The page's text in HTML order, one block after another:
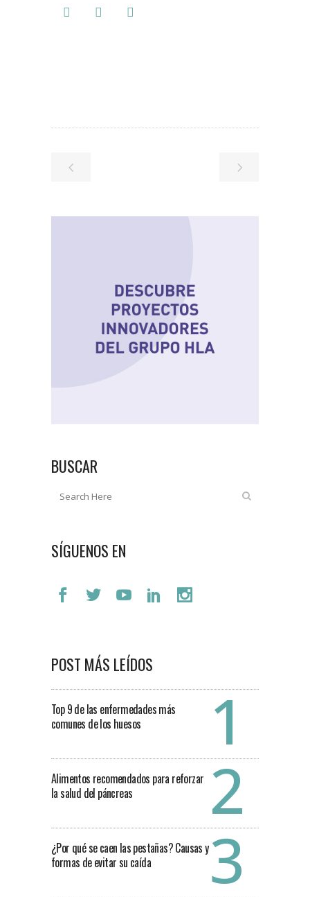
BUSCAR
SÍGUENOS EN
POST MÁS LEÍDOS
Top 9 de las enfermedades más
comunes de los huesos
Alimentos recomendados para reforzar
la salud del páncreas
¿Por qué se caen las pestañas? Causas y
formas de evitar su caída